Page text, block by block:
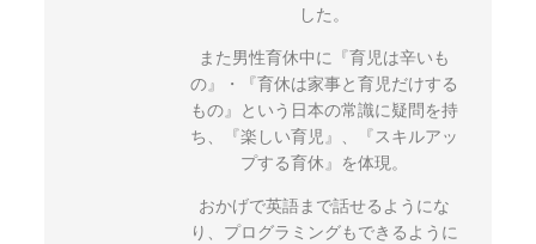
した。
また男性育休中に『育児は辛いも
の』・『育休は家事と育児だけする
もの』という日本の常識に疑問を持
ち、『楽しい育児』、『スキルアッ
プする育休』を体現。
おかげで英語まで話せるようにな
り、プログラミングもできるように